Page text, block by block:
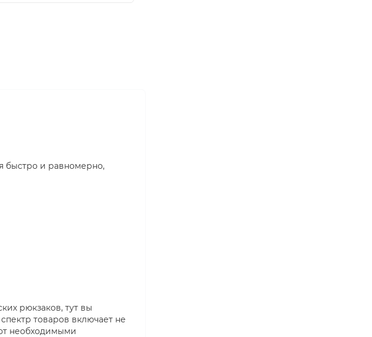
быстро и равномерно,
рюкзаков, тут вы
товаров включает не
необходимыми